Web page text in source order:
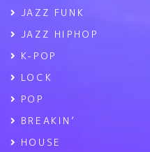
JAZZ FUNK
JAZZ HIPHOP
K-POP
LOCK
POP
BREAKIN’
HOUSE